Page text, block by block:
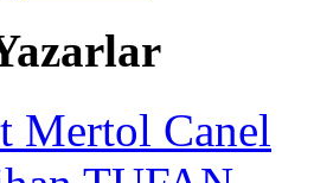
Mertol Canel